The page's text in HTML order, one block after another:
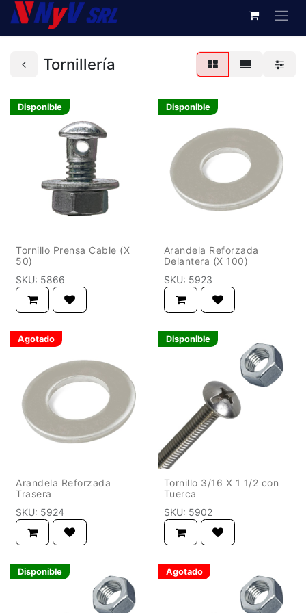
Tornillería
Disponible
Tornillo Prensa Cable (X
50)
SKU: 5866
Disponible
Arandela Reforzada
Delantera (X 100)
SKU: 5923
Agotado
Arandela Reforzada
Trasera
SKU: 5924
Disponible
Tornillo 3/16 X 1 1/2 con
Tuerca
SKU: 5902
Disponible Agotado